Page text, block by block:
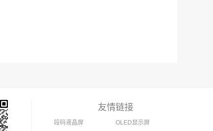
友情链接
段码液晶屏 OLED显示屏